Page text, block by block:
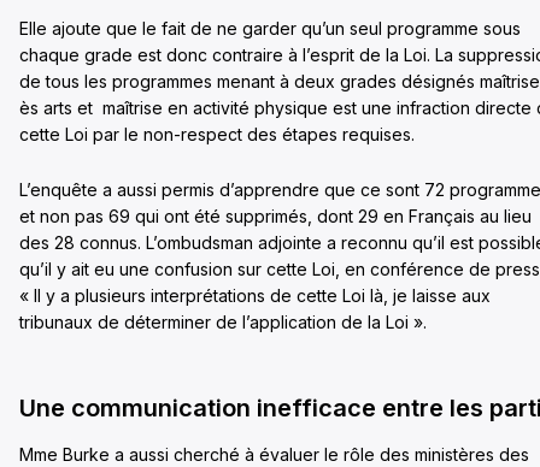
Elle ajoute que le fait de ne garder qu’un seul programme sous
chaque grade est donc contraire à l’esprit de la Loi. La
de tous les programmes menant à deux grades désignés maîtrise
ès arts et maîtrise en activité physique est une infraction directe
cette Loi par le non-respect des étapes requises.
L’enquête a aussi permis d’apprendre que ce sont 72
et non pas 69 qui ont été supprimés, dont 29 en Français au lieu
des 28 connus. L’ombudsman adjointe a reconnu qu’il est
qu’il y ait eu une confusion sur cette Loi, en conférence de
« Il y a plusieurs interprétations de cette Loi là, je laisse aux
tribunaux de déterminer de l’application de la Loi ».
Une communication inefficace entre les
Mme Burke a aussi cherché à évaluer le rôle des ministères des